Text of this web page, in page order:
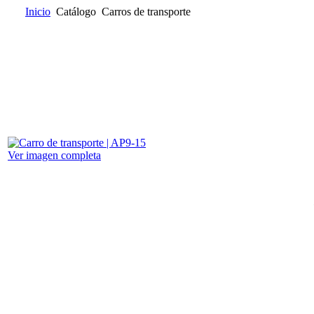
Inicio Catálogo Carros de transporte
Ver imagen completa